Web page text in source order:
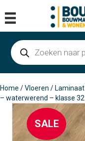
Producten
zoeken
Home /Vloeren / Laminaat
– waterwerend – klasse 32
SALE